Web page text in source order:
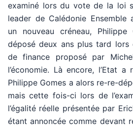
examiné lors du vote de la loi
leader de Calédonie Ensemble
un nouveau créneau,
déposé deux ans plus tard lors
de finance proposé par
l’économie. Là encore, l’Etat
Philippe Gomes a alors re-re-
mais cette fois-ci lors de
l’égalité réelle présentée par
étant annoncée comme devant